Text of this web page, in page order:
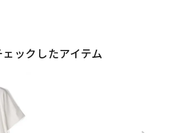
ェックしたアイテム